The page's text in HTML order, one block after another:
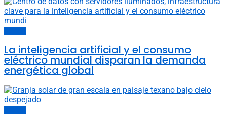
La inteligencia artificial y el consumo
eléctrico mundial disparan la demanda
energética global